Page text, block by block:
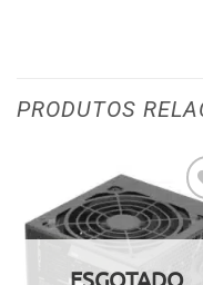
PRODUTOS
aos
ESGOTADO